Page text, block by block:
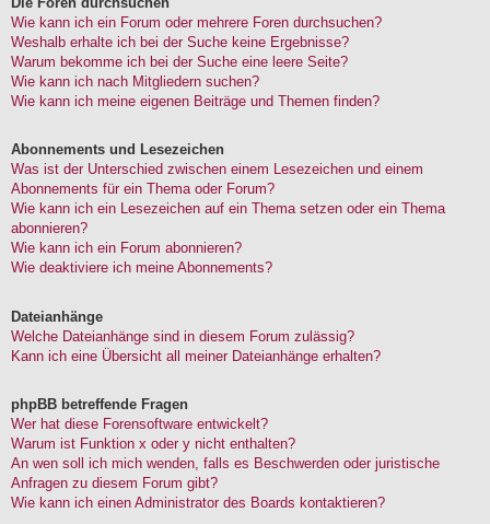
Wie kann ich ein Forum oder mehrere Foren durchsuchen?
Weshalb erhalte ich bei der Suche keine Ergebnisse?
Warum bekomme ich bei der Suche eine leere Seite?
Wie kann ich nach Mitgliedern suchen?
Wie kann ich meine eigenen Beiträge und Themen finden?
Abonnements und Lesezeichen
Was ist der Unterschied zwischen einem Lesezeichen und einem
Abonnements für ein Thema oder Forum?
Wie kann ich ein Lesezeichen auf ein Thema setzen oder ein Thema
abonnieren?
Wie kann ich ein Forum abonnieren?
Wie deaktiviere ich meine Abonnements?
Dateianhänge
Welche Dateianhänge sind in diesem Forum zulässig?
Kann ich eine Übersicht all meiner Dateianhänge erhalten?
phpBB betreffende Fragen
Wer hat diese Forensoftware entwickelt?
Warum ist Funktion x oder y nicht enthalten?
An wen soll ich mich wenden, falls es Beschwerden oder juristische
Anfragen zu diesem Forum gibt?
Wie kann ich einen Administrator des Boards kontaktieren?